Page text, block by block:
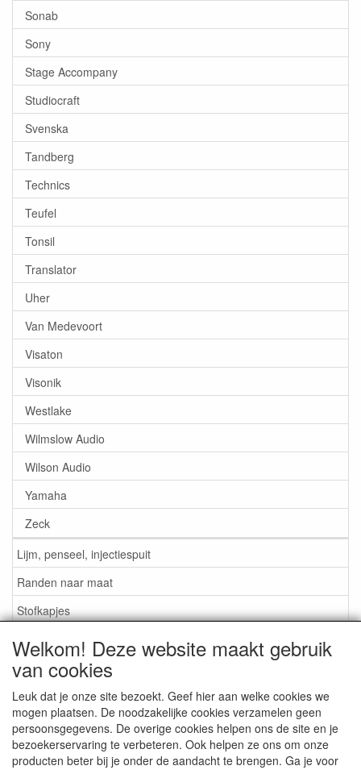
Sonab
Sony
Stage Accompany
Studiocraft
Svenska
Tandberg
Technics
Teufel
Tonsil
Translator
Uher
Van Medevoort
Visaton
Visonik
Westlake
Wilmslow Audio
Wilson Audio
Yamaha
Zeck
Lijm, penseel, injectiespuit
Randen naar maat
Stofkapjes
Informatie
Foam of rubber randen?
Belangrijk bij bestellen
Welkom! Deze website maakt gebruik
van cookies
Leuk dat je onze site bezoekt. Geef hier aan welke cookies we
mogen plaatsen. De noodzakelijke cookies verzamelen geen
persoonsgegevens. De overige cookies helpen ons de site en je
bezoekerservaring te verbeteren. Ook helpen ze ons om onze
producten beter bij je onder de aandacht te brengen. Ga je voor